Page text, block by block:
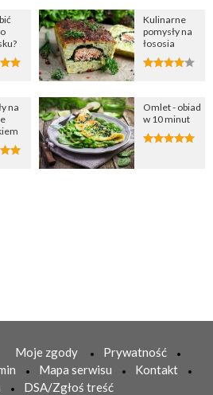
na
Kulinarne
pomysły na
łososia
Omlet - obiad
w 10 minut
Moje zgody
Prywatność
Mapa serwisu
Kontakt
DSA/Zgłoś treść